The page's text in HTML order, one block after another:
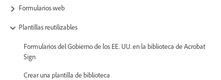
Formularios web
Plantillas reutilizables
Formularios del Gobierno de los EE. UU. en la biblioteca de Acrobat
Sign
Crear una plantilla de biblioteca